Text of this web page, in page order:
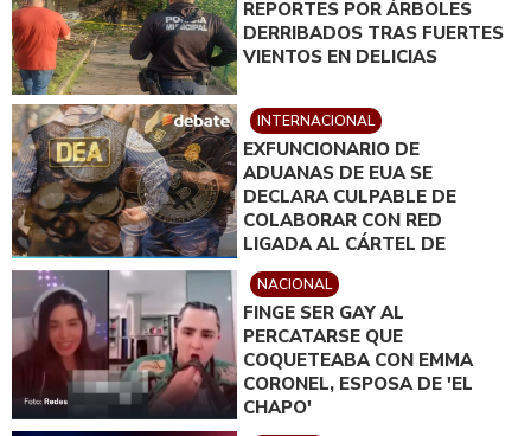
REPORTES POR ÁRBOLES
DERRIBADOS TRAS FUERTES
VIENTOS EN DELICIAS
INTERNACIONAL
EXFUNCIONARIO DE
ADUANAS DE EUA SE
DECLARA CULPABLE DE
COLABORAR CON RED
LIGADA AL CÁRTEL DE
SINALOA
NACIONAL
FINGE SER GAY AL
PERCATARSE QUE
COQUETEABA CON EMMA
CORONEL, ESPOSA DE 'EL
CHAPO'